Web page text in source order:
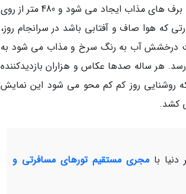
ندارد و بسیار عادی به نظر می رسد، یک جریان باریک آب است که به وسیله برف های مذاب ایجاد می شود و 480 متر از روی
که هوا صاف و آفتابی باشد در سرانجام روز،
درخشش آب به رنگ سرخ و مذاب می شود به
هر ساله صدها عکاس و هزاران بازدیدکننده
روشنایی روز کم کم محو می شود این نمایش
کشد.
بامجری مستقیم تورهای مسافرتی و